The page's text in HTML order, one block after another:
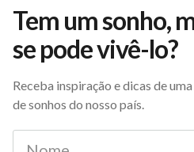
Tem um sonho,
se pode vivê-lo?
Receba inspiração e dicas de
de sonhos do nosso país.